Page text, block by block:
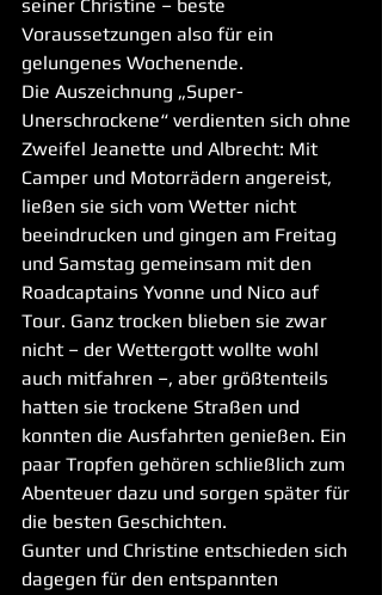
seiner Christine – beste
Voraussetzungen also für ein
gelungenes Wochenende.
Die Auszeichnung „Super-
Unerschrockene“ verdienten sich ohne
Zweifel Jeanette und Albrecht: Mit
Camper und Motorrädern angereist,
ließen sie sich vom Wetter nicht
beeindrucken und gingen am Freitag
und Samstag gemeinsam mit den
Roadcaptains Yvonne und Nico auf
Tour. Ganz trocken blieben sie zwar
nicht – der Wettergott wollte wohl
auch mitfahren –, aber größtenteils
hatten sie trockene Straßen und
konnten die Ausfahrten genießen. Ein
paar Tropfen gehören schließlich zum
Abenteuer dazu und sorgen später für
die besten Geschichten.
Gunter und Christine entschieden sich
dagegen für den entspannten